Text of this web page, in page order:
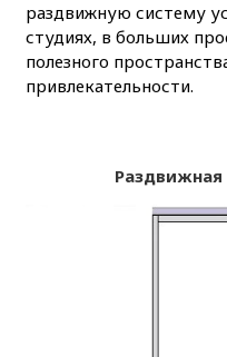
раздвижную систему
студиях, в больших
полезного
привлекательности.
Раздвижная